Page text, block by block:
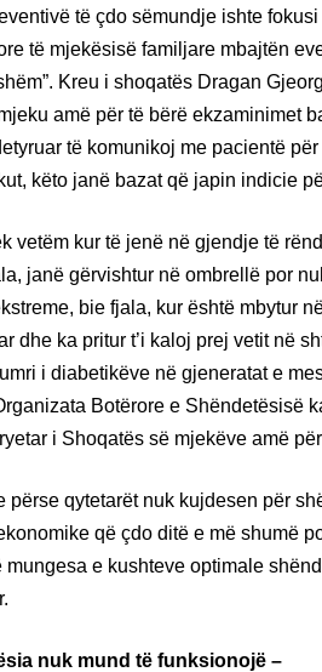
të çdo sëmundje ishte
të mjekësisë familjare mbajtën
Kreu i shoqatës Dragan
amë për të bërë ekzaminimet
të komunikoj me pacientë
këto janë bazat që japin indicie
vetëm kur të jenë në gjendje të
janë gërvishtur në ombrellë por
bie fjala, kur është mbytur
dhe ka pritur t’i kaloj prej vetit në
i diabetikëve në gjeneratat e
Botërore e Shëndetësisë
i Shoqatës së mjekëve amë
përse qytetarët nuk kujdesen për
që çdo ditë e më shumë
e kushteve optimale
nuk mund të funksionojë –